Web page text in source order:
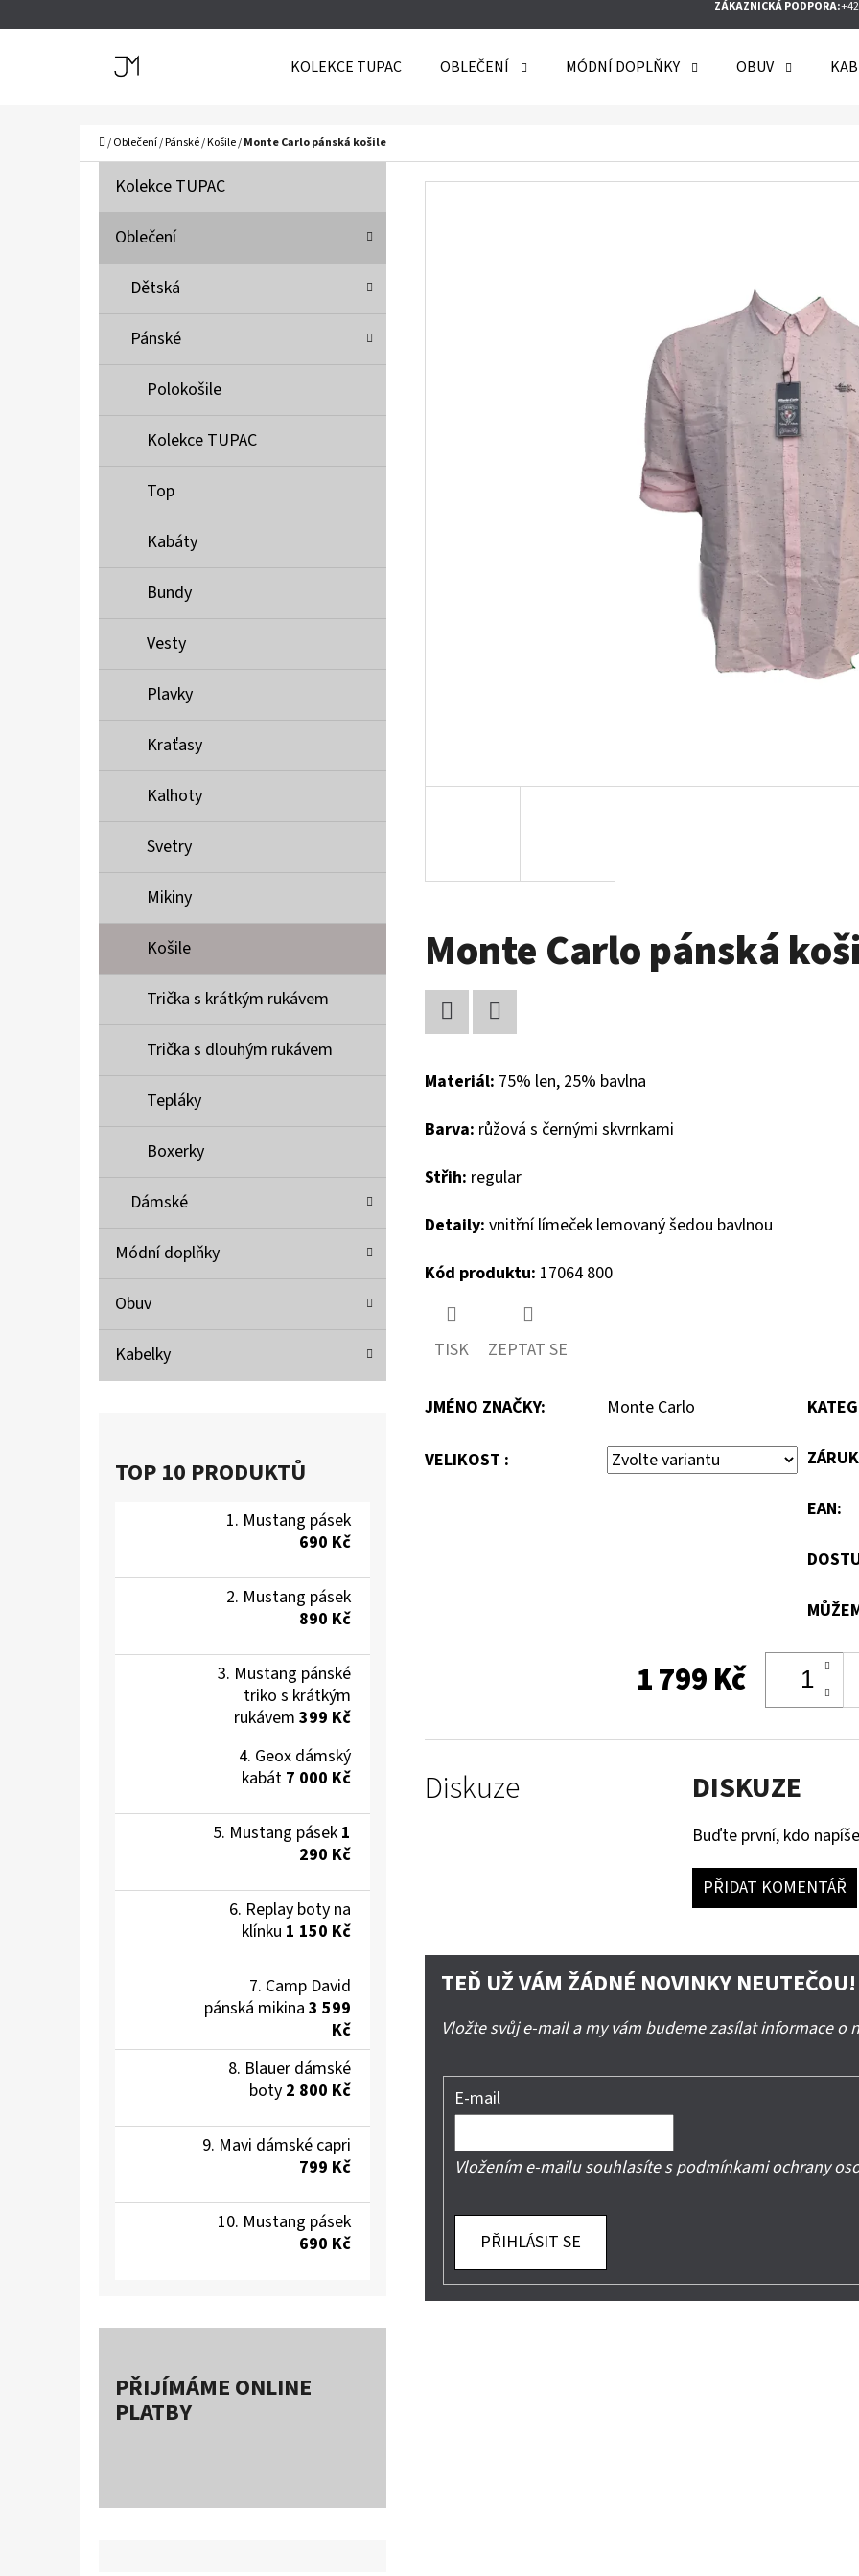
ZÁKAZNICKÁ PODPORA:
KOLEKCE TUPAC OBLEČENÍ MÓDNÍ DOPLŇKY OBUV
Domů
/Oblečení/Pánské/Košile/Monte Carlo pánská košile
Přeskočit
K Kolekce TUPAC
Oblečení
Dětská
Pánské
Polokošile
Kolekce TUPAC
Top
Kabáty
Bundy
Vesty
Plavky
Kraťasy
Kalhoty
Svetry
Mikiny
Košile
Trička s krátkým rukávem
Trička s dlouhým rukávem
Tepláky
Boxerky
Dámské
Módní doplňky
Obuv
Kabelky
TOP 10 PRODUKTŮ
Mustang pásek
690 Kč
Mustang pásek
890 Kč
Mustang pánské
triko s krátkým
rukávem 399 Kč
Geox dámský
kabát 7 000 Kč
Mustang pásek 1
290 Kč
Replay boty na
klínku 1 150 Kč
Camp David
pánská mikina 3 599
Kč
Blauer dámské
boty 2 800 Kč
Mavi dámské capri
799 Kč
Mustang pásek
690 Kč
PŘIJÍMÁME ONLINE
PLATBY
Monte Carlo pánská
Materiál: 75% len, 25% bavlna
Barva: růžová s černými skvrnkami
Střih: regular
Detaily: vnitřní límeček lemovaný šedou bavlnou
Kód produktu: 17064 800
TISK ZEPTAT SE
JMÉNO ZNAČKY: Monte Carlo
VELIKOST :
EAN:
1 799 Kč
Diskuze DISKUZE
Buďte první, kdo
PŘIDAT KOMENTÁŘ
TEĎ UŽ VÁM ŽÁDNÉ NOVINKY NEUTEČOU!
Vložte svůj e-mail a my vám budeme zasílat informace
E-mail
Vložením e-mailu souhlasíte spodmínkami ochrany
PŘIHLÁSIT SE
MUSTANG PÁSEK
MUSTANG
RUKÁVEM
399 Kč